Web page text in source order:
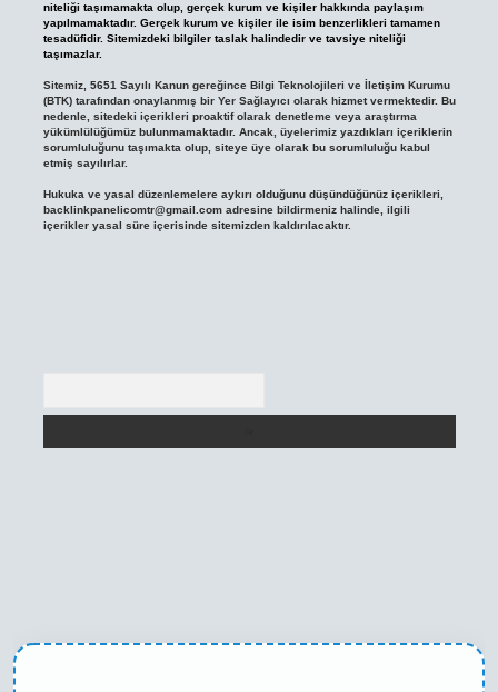
niteliği taşımamakta olup, gerçek kurum ve kişiler hakkında paylaşım
yapılmamaktadır. Gerçek kurum ve kişiler ile isim benzerlikleri tamamen
tesadüfidir. Sitemizdeki bilgiler taslak halindedir ve tavsiye niteliği
taşımazlar.
Sitemiz, 5651 Sayılı Kanun gereğince Bilgi Teknolojileri ve İletişim Kurumu
(BTK) tarafından onaylanmış bir Yer Sağlayıcı olarak hizmet vermektedir. Bu
nedenle, sitedeki içerikleri proaktif olarak denetleme veya araştırma
yükümlülüğümüz bulunmamaktadır. Ancak, üyelerimiz yazdıkları içeriklerin
sorumluluğunu taşımakta olup, siteye üye olarak bu sorumluluğu kabul
etmiş sayılırlar.
Hukuka ve yasal düzenlemelere aykırı olduğunu düşündüğünüz içerikleri,
backlinkpanelicomtr@gmail.comadresine bildirmeniz halinde, ilgili
içerikler yasal süre içerisinde sitemizden kaldırılacaktır.